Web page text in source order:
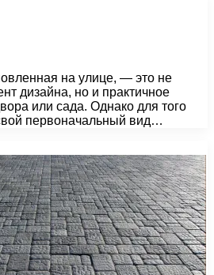
на улице, — это не
дизайна, но и практичное
или сада. Однако для того
первоначальный вид…